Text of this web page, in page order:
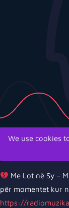
Me Lot në Sy –
për momentet kur
https://